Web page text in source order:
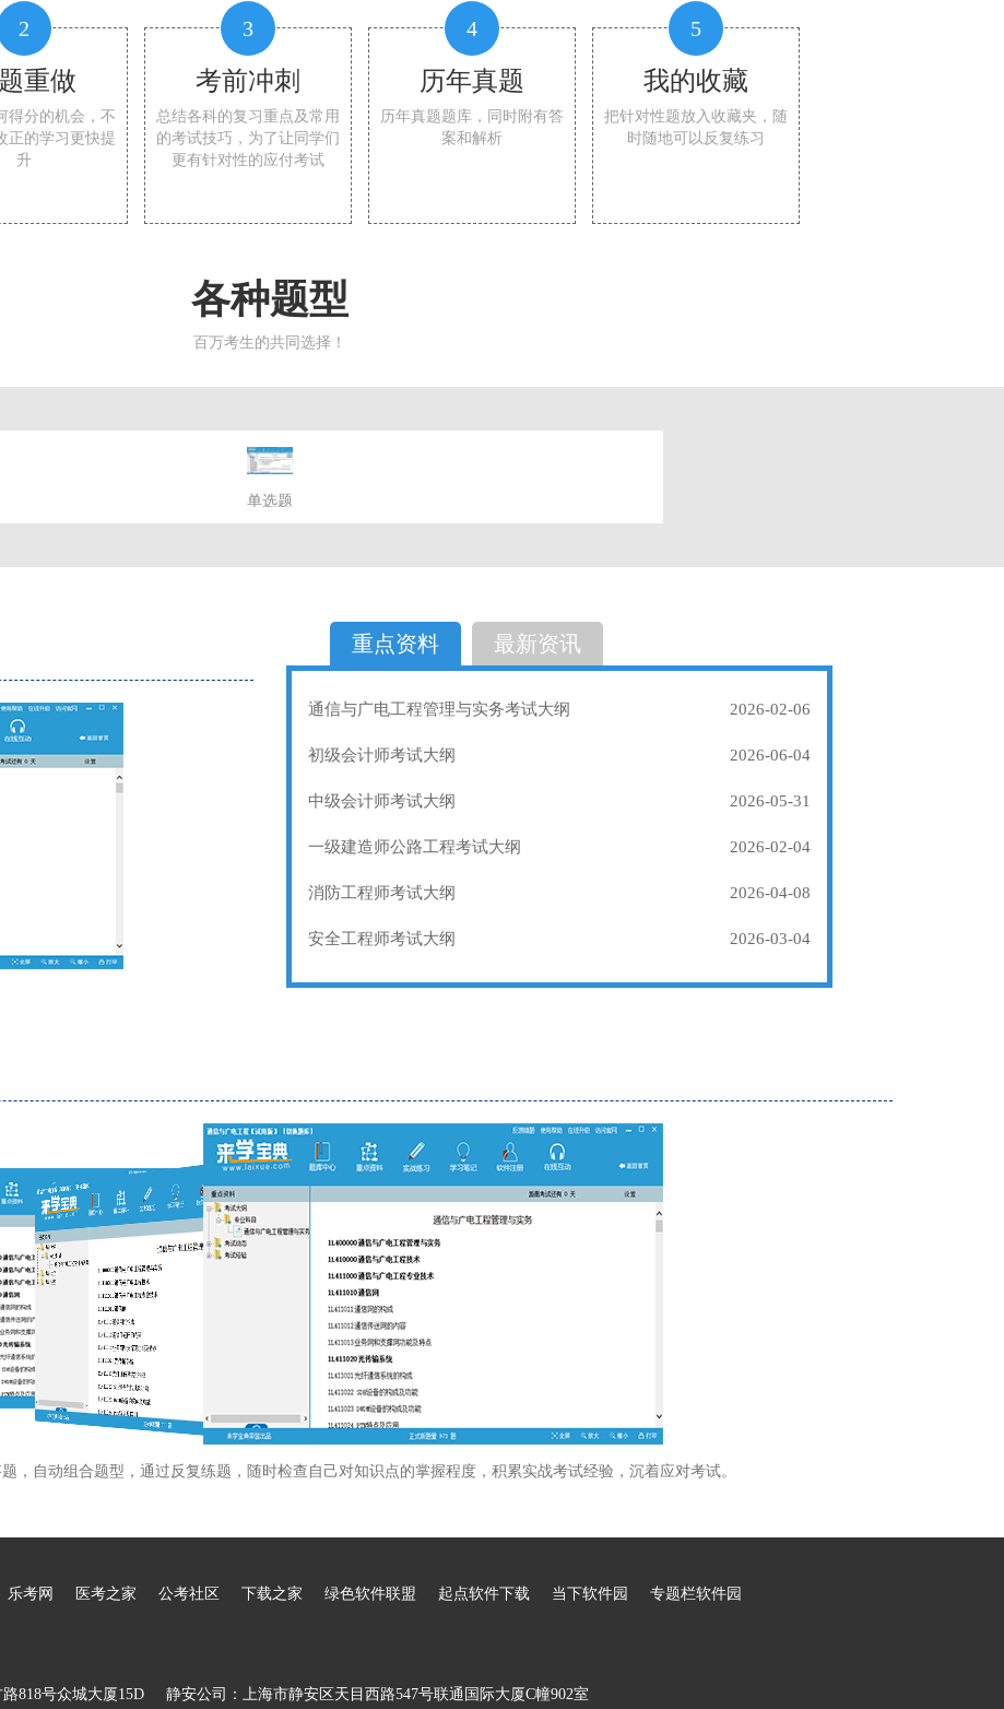
2
重做
得分的机会，不
正的学习更快提
升
3
考前冲刺
总结各科的复习重点及常用
的考试技巧，为了让同学们
更有针对性的应付考试
4
历年真题
历年真题题库，同时附有答
案和解析
5
我的收藏
把针对性题放入收藏夹，随
时随地可以反复练习
各种题型
百万考生的共同选择！
单选题
选择题
重点资料 最新资讯
通信与广电工程管理与实务考试大纲 2026-02-06
初级会计师考试大纲 2026-06-04
中级会计师考试大纲 2026-05-31
一级建造师公路工程考试大纲 2026-02-04
消防工程师考试大纲 2026-04-08
安全工程师考试大纲 2026-03-04
，自动组合题型，通过反复练题，随时检查自己对知识点的掌握程度，积累实战考试经验，沉着应对考试。
乐考网 医考之家 公考社区 下载之家 绿色软件联盟 起点软件下载 当下软件园 专题栏软件园
818号众城大厦15D 静安公司：上海市静安区天目西路547号联通国际大厦C幢902室